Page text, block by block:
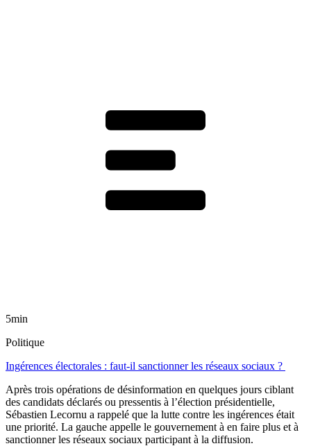
5min
Politique
Ingérences électorales : faut-il sanctionner les réseaux sociaux ?
Après trois opérations de désinformation en quelques jours ciblant
des candidats déclarés ou pressentis à l’élection présidentielle,
Sébastien Lecornu a rappelé que la lutte contre les ingérences était
une priorité. La gauche appelle le gouvernement à en faire plus et à
sanctionner les réseaux sociaux participant à la diffusion.